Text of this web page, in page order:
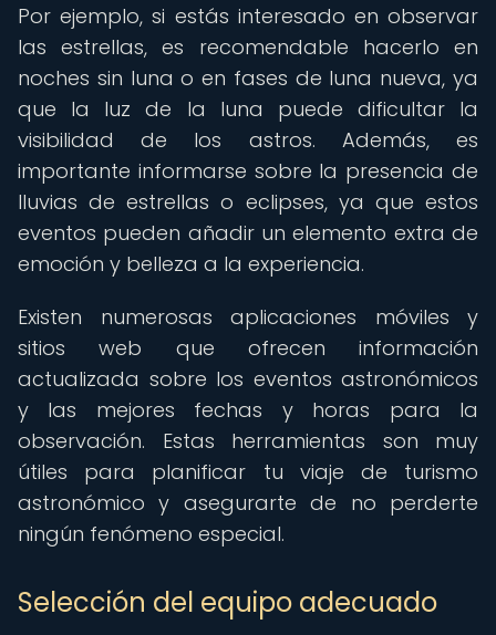
Por ejemplo, si estás interesado en observar
las estrellas, es recomendable hacerlo en
noches sin luna o en fases de luna nueva, ya
que la luz de la luna puede dificultar la
visibilidad de los astros. Además, es
importante informarse sobre la presencia de
lluvias de estrellas o eclipses, ya que estos
eventos pueden añadir un elemento extra de
emoción y belleza a la experiencia.
Existen numerosas aplicaciones móviles y
sitios web que ofrecen información
actualizada sobre los eventos astronómicos
y las mejores fechas y horas para la
observación. Estas herramientas son muy
útiles para planificar tu viaje de turismo
astronómico y asegurarte de no perderte
ningún fenómeno especial.
Selección del equipo adecuado